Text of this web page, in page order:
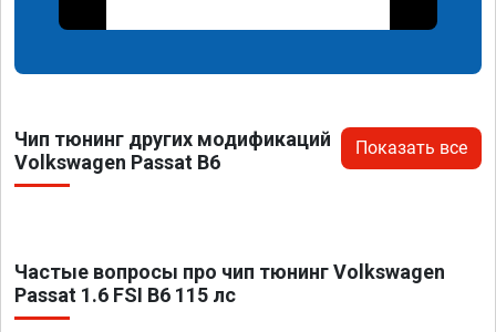
Чип тюнинг других модификаций
Volkswagen Passat B6
Показать все
Частые вопросы про чип тюнинг Volkswagen
Passat 1.6 FSI B6 115 лс